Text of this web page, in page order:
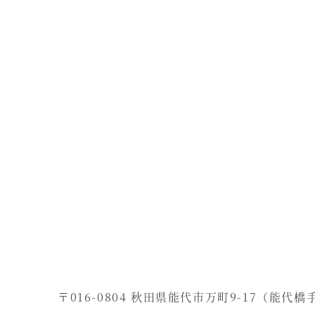
〒016-0804 秋田県能代市万町9-17（能代橋手